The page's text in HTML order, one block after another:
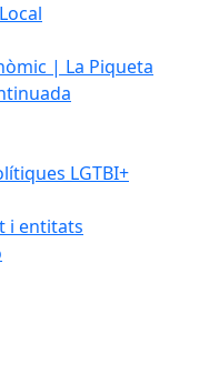
| La Piqueta
LGTBI+
i entitats